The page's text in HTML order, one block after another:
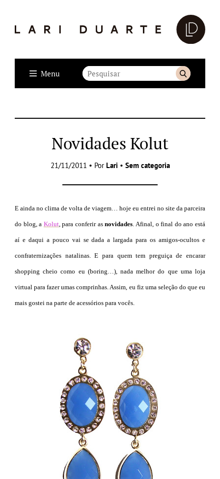
Menu
Novidades Kolut
21/11/2011 • Por Lari • Sem categoria
E ainda no clima de volta de viagem… hoje eu entrei no site da parceira
do blog, a Kolut, para conferir asnovidades . Afinal, o final do ano está
aí e daqui a pouco vai se dada a largada para os amigos-ocultos e
confraternizações natalinas. E para quem tem preguiça de encarar
shopping cheio como eu (boring…), nada melhor do que uma loja
virtual para fazer umas comprinhas. Assim, eu fiz uma seleção do que eu
mais gostei na parte de acessórios para vocês.